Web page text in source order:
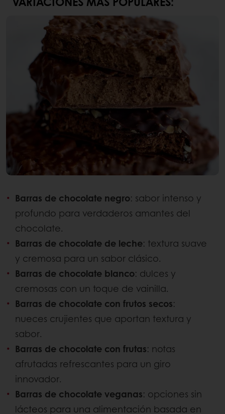
Barras de chocolate negro: sabor intenso y
profundo para verdaderos amantes del
chocolate.
Barras de chocolate de leche: textura suave
y cremosa para un sabor clásico.
Barras de chocolate blanco: dulces y
cremosas con un toque de vainilla.
Barras de chocolate con frutos secos:
nueces crujientes que aportan textura y
sabor.
Barras de chocolate con frutas: notas
afrutadas refrescantes para un giro
innovador.
Barras de chocolate veganas: opciones sin
lácteos para una alimentación basada en